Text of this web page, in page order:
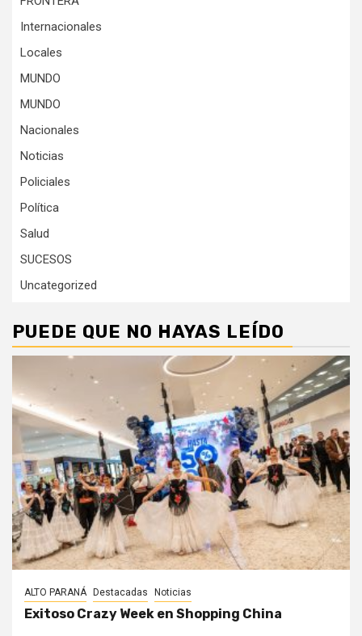
Internacionales
Locales
MUNDO
MUNDO
Nacionales
Noticias
Policiales
Política
Salud
SUCESOS
Uncategorized
PUEDE QUE NO HAYAS LEÍDO
ALTO PARANÁ Destacadas Noticias
Exitoso Crazy Week en Shopping China